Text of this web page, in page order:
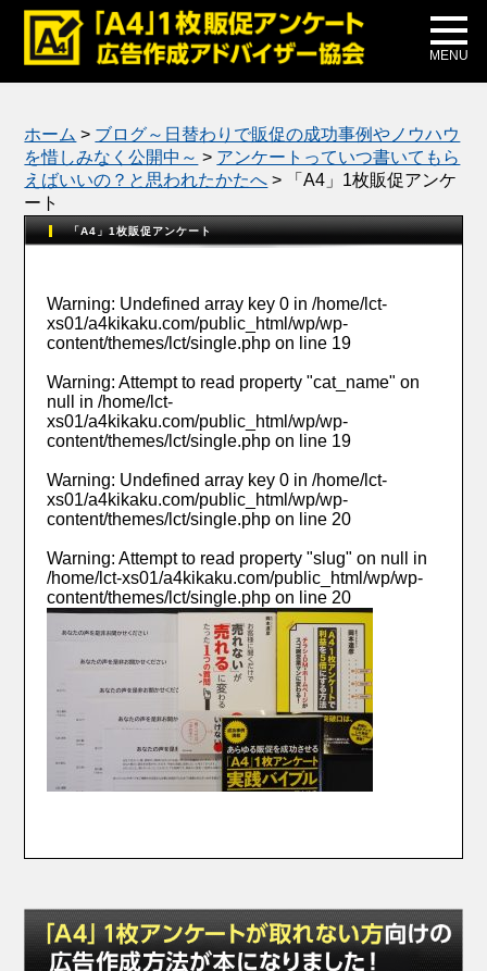
MENU
メディア掲載
公式ブログ
ホーム > ブログ～日替わりで販促の成功事例やノウハウ
を惜しみなく公開中～ > アンケートっていつ書いてもら
えばいいの？と思われたかたへ >
「A4」1枚販促アンケ
ート
「A4」1枚販促アンケート
Warning: Undefined array key 0 in/home/lct-
xs01/a4kikaku.com/public_html/wp/wp-
content/themes/lct/single.php on line 19
Warning: Attempt to read property "cat_name" on
null in/home/lct-
xs01/a4kikaku.com/public_html/wp/wp-
content/themes/lct/single.php on line 19
Warning: Undefined array key 0 in/home/lct-
xs01/a4kikaku.com/public_html/wp/wp-
content/themes/lct/single.php on line 20
Warning: Attempt to read property "slug" on null in
/home/lct-xs01/a4kikaku.com/public_html/wp/wp-
content/themes/lct/single.php on line 20